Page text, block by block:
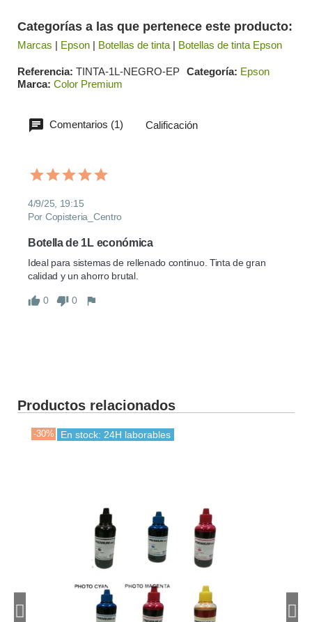
Categorías a las que pertenece este producto:
Marcas | Epson | Botellas de tinta | Botellas de tinta Epson
Referencia TINTA-1L-NEGRO-EP Categoría Epson
Marca Color Premium
Comentarios (1) Calificación
4/9/25, 19:15
Por Copisteria_Centro
Botella de 1L económica
Ideal para sistemas de rellenado continuo. Tinta de gran
calidad y un ahorro brutal.
0 0
Productos relacionados
-30% En stock: 24H laborables